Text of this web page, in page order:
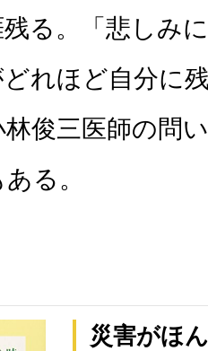
る。「悲しみ
れほど自分に
俊三医師の問
る。
災害がほ